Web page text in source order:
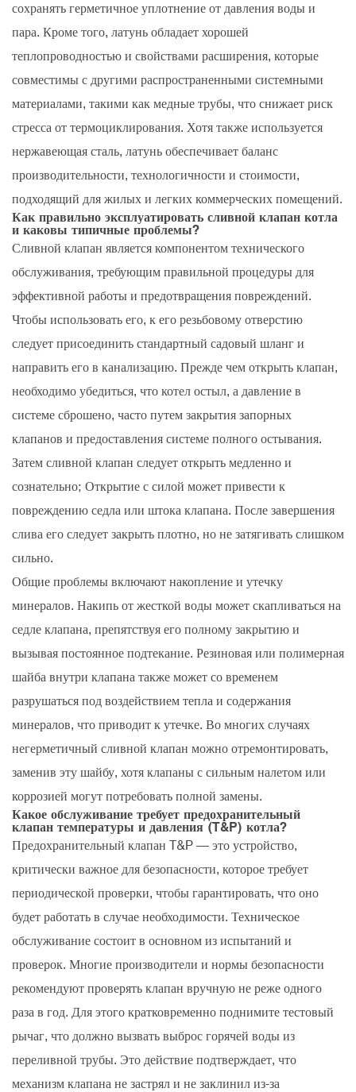
сохранять герметичное уплотнение от давления воды и
пара. Кроме того, латунь обладает хорошей
теплопроводностью и свойствами расширения, которые
совместимы с другими распространенными системными
материалами, такими как медные трубы, что снижает риск
стресса от термоциклирования. Хотя также используется
нержавеющая сталь, латунь обеспечивает баланс
производительности, технологичности и стоимости,
подходящий для жилых и легких коммерческих помещений.
Как правильно эксплуатировать сливной клапан котла
и каковы типичные проблемы?
Сливной клапан является компонентом технического
обслуживания, требующим правильной процедуры для
эффективной работы и предотвращения повреждений.
Чтобы использовать его, к его резьбовому отверстию
следует присоединить стандартный садовый шланг и
направить его в канализацию. Прежде чем открыть клапан,
необходимо убедиться, что котел остыл, а давление в
системе сброшено, часто путем закрытия запорных
клапанов и предоставления системе полного остывания.
Затем сливной клапан следует открыть медленно и
сознательно; Открытие с силой может привести к
повреждению седла или штока клапана. После завершения
слива его следует закрыть плотно, но не затягивать слишком
сильно.
Общие проблемы включают накопление и утечку
минералов. Накипь от жесткой воды может скапливаться на
седле клапана, препятствуя его полному закрытию и
вызывая постоянное подтекание. Резиновая или полимерная
шайба внутри клапана также может со временем
разрушаться под воздействием тепла и содержания
минералов, что приводит к утечке. Во многих случаях
негерметичный сливной клапан можно отремонтировать,
заменив эту шайбу, хотя клапаны с сильным налетом или
коррозией могут потребовать полной замены.
Какое обслуживание требует предохранительный
клапан температуры и давления (T&P) котла?
Предохранительный клапан T&P — это устройство,
критически важное для безопасности, которое требует
периодической проверки, чтобы гарантировать, что оно
будет работать в случае необходимости. Техническое
обслуживание состоит в основном из испытаний и
проверок. Многие производители и нормы безопасности
рекомендуют проверять клапан вручную не реже одного
раза в год. Для этого кратковременно поднимите тестовый
рычаг, что должно вызвать выброс горячей воды из
переливной трубы. Это действие подтверждает, что
механизм клапана не застрял и не заклинил из-за